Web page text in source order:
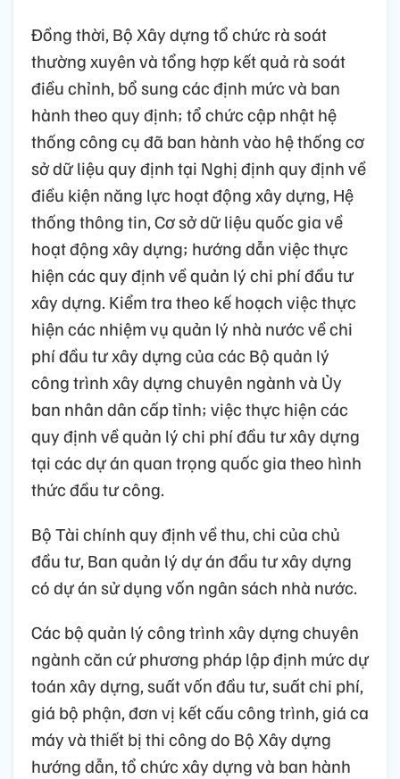
Đồng thời, Bộ Xây dựng tổ chức rà soát
thường xuyên và tổng hợp kết quả rà soát
điều chỉnh, bổ sung các định mức và ban
hành theo quy định; tổ chức cập nhật hệ
thống công cụ đã ban hành vào hệ thống cơ
sở dữ liệu quy định tại Nghị định quy định về
điều kiện năng lực hoạt động xây dựng, Hệ
thống thông tin, Cơ sở dữ liệu quốc gia về
hoạt động xây dựng; hướng dẫn việc thực
hiện các quy định về quản lý chi phí đầu tư
xây dựng. Kiểm tra theo kế hoạch việc thực
hiện các nhiệm vụ quản lý nhà nước về chi
phí đầu tư xây dựng của các Bộ quản lý
công trình xây dựng chuyên ngành và Ủy
ban nhân dân cấp tỉnh; việc thực hiện các
quy định về quản lý chi phí đầu tư xây dựng
tại các dự án quan trọng quốc gia theo hình
thức đầu tư công.
Bộ Tài chính quy định về thu, chi của chủ
đầu tư, Ban quản lý dự án đầu tư xây dựng
có dự án sử dụng vốn ngân sách nhà nước.
Các bộ quản lý công trình xây dựng chuyên
ngành căn cứ phương pháp lập định mức dự
toán xây dựng, suất vốn đầu tư, suất chi phí,
giá bộ phận, đơn vị kết cấu công trình, giá ca
máy và thiết bị thi công do Bộ Xây dựng
hướng dẫn, tổ chức xây dựng và ban hành